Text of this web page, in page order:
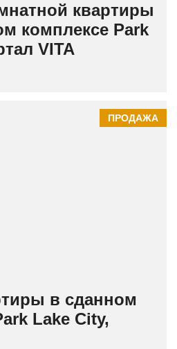
квартиры
комплексе Park
VITA
ПРОДАЖА
в сданном
Lake City,